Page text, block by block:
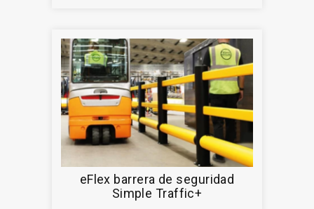
eFlex barrera de seguridad
Simple Traffic+